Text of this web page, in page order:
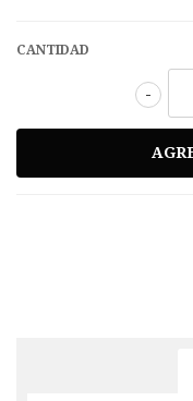
CANTIDAD
-